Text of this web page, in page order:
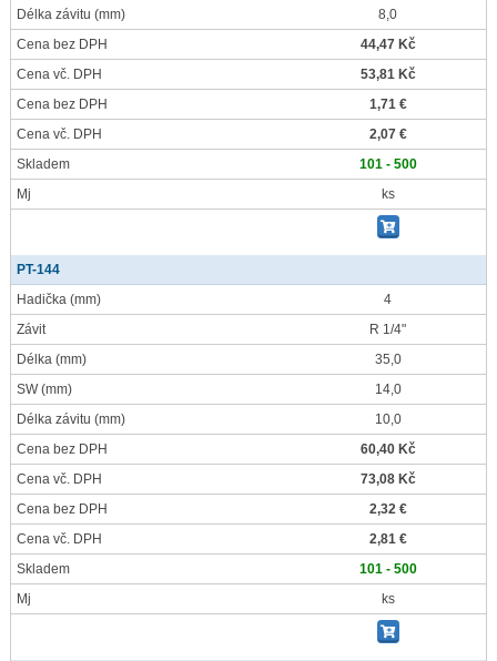
Délka závitu (mm)
8,0
Cena bez DPH
44,47 Kč
Cena vč. DPH
53,81 Kč
Cena bez DPH
1,71 €
Cena vč. DPH
2,07 €
Skladem
101 - 500
Mj
ks
PT-144
Hadička (mm)
4
Závit
R 1/4"
Délka (mm)
35,0
SW(mm)
14,0
Délka závitu (mm)
10,0
Cena bez DPH
60,40 Kč
Cena vč. DPH
73,08 Kč
Cena bez DPH
2,32 €
Cena vč. DPH
2,81 €
Skladem
101 - 500
Mj
ks